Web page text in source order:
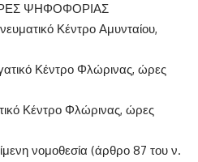
ΨΗΦΟΦΟΡΙΑΣ
Κέντρο Αμυνταίου,
Κέντρο Φλώρινας, ώρες
Κέντρο Φλώρινας, ώρες
νομοθεσία (άρθρο 87 του ν.